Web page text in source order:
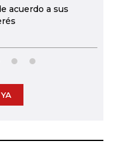
acuerdo a sus